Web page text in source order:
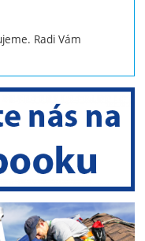
Radi Vám